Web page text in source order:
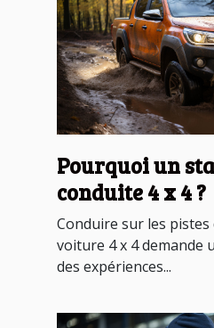
Pourquoi un
conduite 4 x 4 ?
Conduire sur les pistes
voiture 4 x 4 demande
des expériences...